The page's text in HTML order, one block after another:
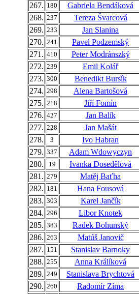
267. 180
Gabriela Bendáková
268. 237
Tereza Švarcová
269. 233
Jan Slanina
270. 241
Pavel Podzemský
271. 410
Peter Modránszký
272. 239
Emil Kolář
273. 300
Benedikt Bursík
274. 298
Alena Bartošová
275. 218
Jiří Fomín
276. 427
Jan Balík
277. 228
Jan Mašát
278.
3
Ivo Habran
279. 337
Adam Wdowyczyn
280.
19
Ivanka Dosedělová
281. 279
Matěj Baťha
282. 181
Hana Fousová
283. 303
Karel Jančík
284. 296
Libor Knotek
285. 383
Radek Bohunský
286. 263
Matúš Janovič
287. 151
Stanislav Barnoky
288. 255
Anna Králíková
289. 249
Stanislava Brychtová
290. 260
Radomír Zíma